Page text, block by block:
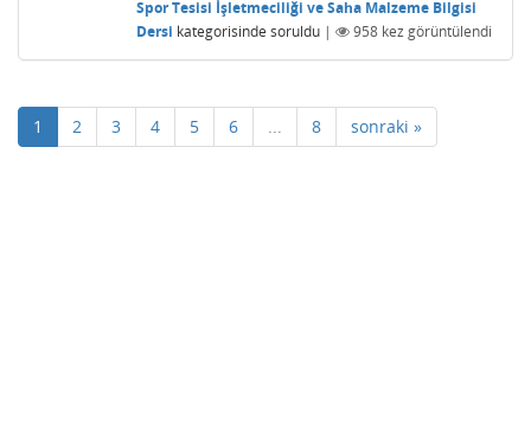
Spor Tesisi İşletmeciliği ve Saha Malzeme Bilgisi
Dersi kategorisinde soruldu | 958kez görüntülendi
1 2 3 4 5 6 ... 8 sonraki »